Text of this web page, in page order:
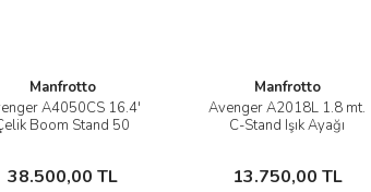
Manfrotto
A4050CS 16.4'
Boom Stand 50
38.500,00 TL
Görüntüle
Sepete Ekle
Manfrotto
Avenger A2018L 1.8 mt.
C-Stand Işık Ayağı
13.750,00 TL
Görüntüle
Sepete Ekle